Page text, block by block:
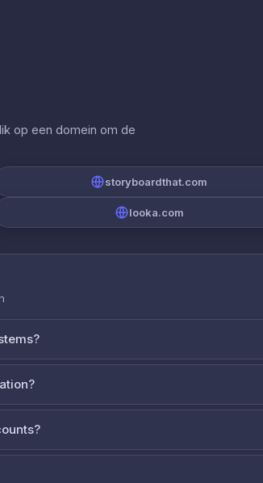
op een domein om de
storyboardthat.com
looka.com